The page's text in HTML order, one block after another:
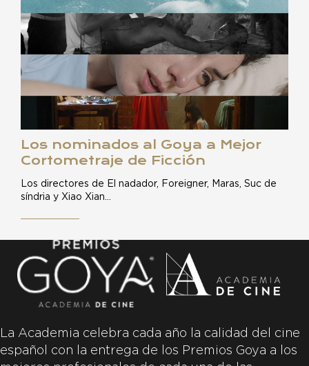
Los nominados al Goya a Mejor
Cortometraje de Ficción
Los directores de El nadador, Foreigner, Maras, Suc de
síndria y Xiao Xian…
La Academia celebra cada año la calidad del cine
español con la entrega de los Premios Goya a los